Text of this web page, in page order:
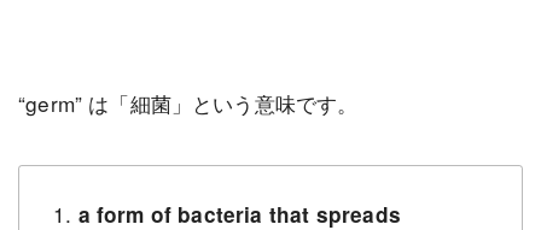
“germ” は「細菌」という意味です。
1. a form of bacteria that spreads